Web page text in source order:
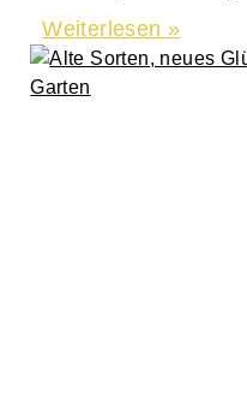
Weiterlesen »